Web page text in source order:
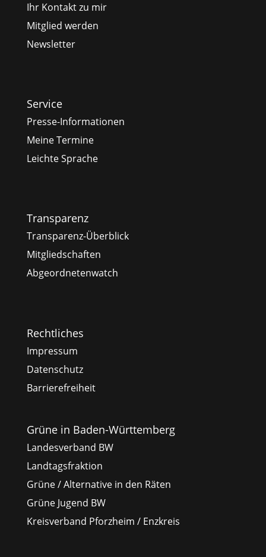
Ihr Kontakt zu mir
Mitglied werden
Newsletter
Service
Presse-Informationen
Meine Termine
Leichte Sprache
Transparenz
Transparenz-Überblick
Mitgliedschaften
Abgeordnetenwatch
Rechtliches
Impressum
Datenschutz
Barrierefreiheit
Grüne in Baden-Württemberg
Landesverband BW
Landtagsfraktion
Grüne / Alternative in den Räten
Grüne Jugend BW
Kreisverband Pforzheim / Enzkreis